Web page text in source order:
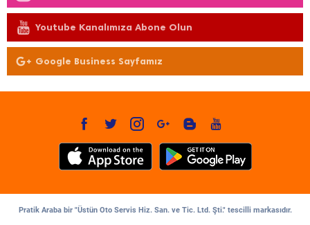
Youtube Kanalımıza Abone Olun
Google Business Sayfamız
Pratik Araba bir "Üstün Oto Servis Hiz. San. ve Tic. Ltd. Şti." tescilli markasıdır.